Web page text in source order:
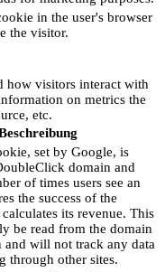
in the user's browser
the visitor.
how visitors interact with
on metrics the
etc.
set by Google, is
domain and
of times users see an
the success of the
its revenue. This
be read from the domain
and will not track any data
through other sites.